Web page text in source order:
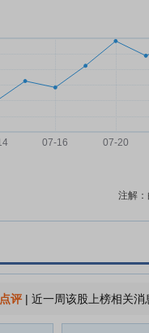
注解
点评| 近一周该股上榜相关